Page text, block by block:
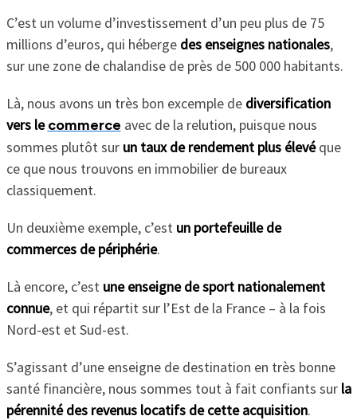
C’est un volume d’investissement d’un peu plus de 75
millions d’euros, qui héberge des enseignes nationales,
sur une zone de chalandise de près de 500 000 habitants.
Là, nous avons un très bon excemple de diversification
vers le commerce avec de la relution, puisque nous
sommes plutôt sur un taux de rendement plus élevéque
ce que nous trouvons en immobilier de bureaux
classiquement.
Un deuxième exemple, c’est un portefeuille de
commerces de périphérie.
Là encore, c’est une enseigne de sport nationalement
connue, et qui répartit sur l’Est de la France – à la fois
Nord-est et Sud-est.
S’agissant d’une enseigne de destination en très bonne
santé financière, nous sommes tout à fait confiants sur la
pérennité des revenus locatifs de cette acquisition.